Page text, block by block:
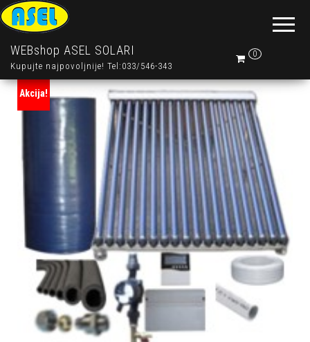
WEBshop ASEL SOLARI
Kupujte najpovoljnije! Tel:033/546-343
0
Akcija!